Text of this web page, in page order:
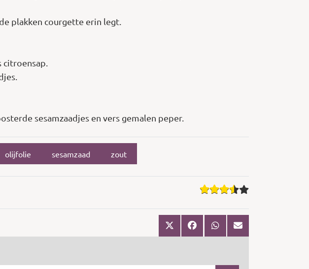
plakken courgette erin legt.
sesamzaadjes en vers gemalen peper.
olijfolie sesamzaad zout